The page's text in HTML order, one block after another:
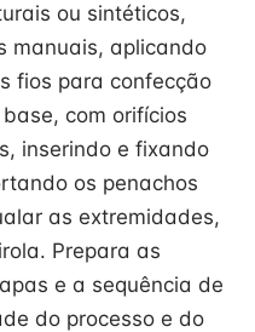
ou sintéticos,
manuais, aplicando
fios para confecção
com orifícios
inserindo e fixando
os penachos
as extremidades,
Prepara as
e a sequência de
do processo e do